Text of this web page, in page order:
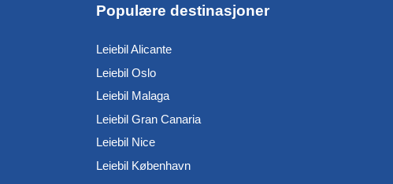
Populære destinasjoner
Leiebil Alicante
Leiebil Oslo
Leiebil Malaga
Leiebil Gran Canaria
Leiebil Nice
Leiebil København